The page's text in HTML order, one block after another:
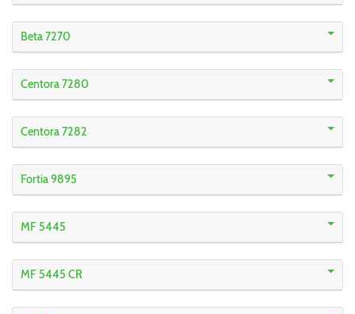
Beta 7270
Centora 7280
Centora 7282
Fortia 9895
MF 5445
MF 5445 CR